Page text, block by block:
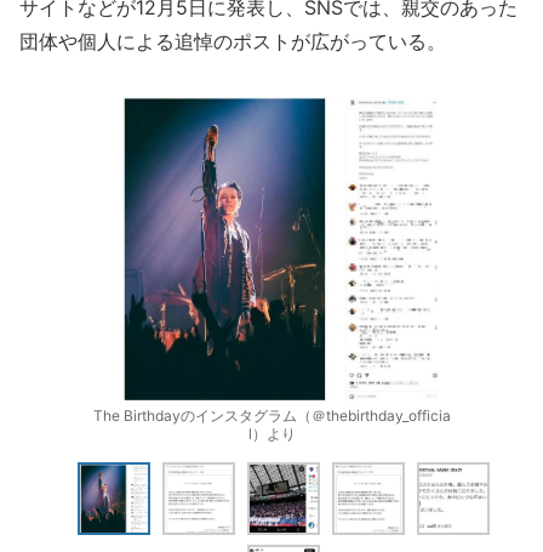
サイトなどが12月5日に発表し、SNSでは、親交のあった
団体や個人による追悼のポストが広がっている。
The Birthdayのインスタグラム（＠thebirthday_officia
l）より